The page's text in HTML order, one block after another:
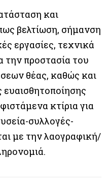
και
βελτίωση, σήμανση
εργασίες, τεχνικά
την προστασία του
θέας, καθώς και
ευαισθητοποίησης
κτίρια για
συλλογές-
με την λαογραφική/